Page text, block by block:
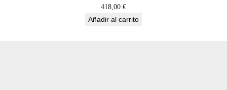
418,00 €
Añadir al carrito